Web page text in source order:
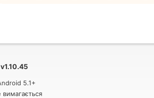
v1.10.45
5.1+
вимагається